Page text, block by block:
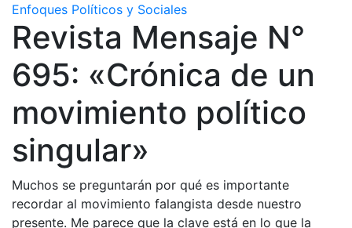
Enfoques Políticos y Sociales
Revista Mensaje N°
695: «Crónica de un
movimiento político
singular»
Muchos se preguntarán por qué es importante
recordar al movimiento falangista desde nuestro
presente. Me parece que la clave está en lo que la